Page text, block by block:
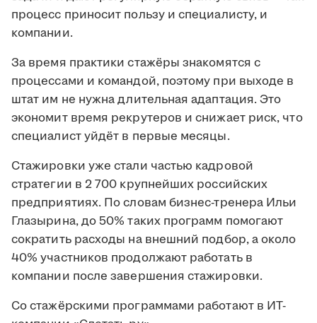
процесс приносит пользу и специалисту, и
компании.
За время практики стажёры знакомятся с
процессами и командой, поэтому при выходе в
штат им не нужна длительная адаптация. Это
экономит время рекрутеров и снижает риск, что
специалист уйдёт в первые месяцы.
Стажировки уже стали частью кадровой
стратегии в 2 700 крупнейших российских
предприятиях. По словам бизнес-тренера Ильи
Глазырина, до 50% таких программ помогают
сократить расходы на внешний подбор, а около
40% участников продолжают работать в
компании после завершения стажировки.
Со стажёрскими программами работают в ИТ-